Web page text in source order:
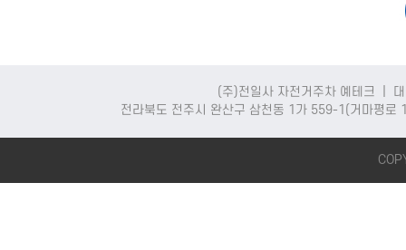
(주)전일사 자전거주차 예테크 |
전라북도 전주시 완산구 삼천동 1가 559-1(거마